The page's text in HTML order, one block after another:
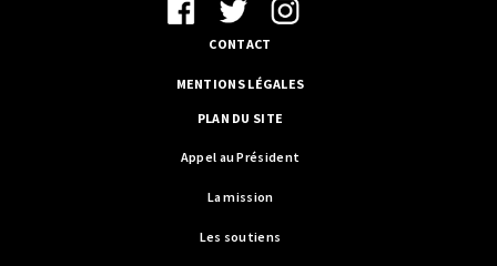
CONTACT
MENTIONS LÉGALES
PLAN DU SITE
Appel au Président
La mission
Les soutiens